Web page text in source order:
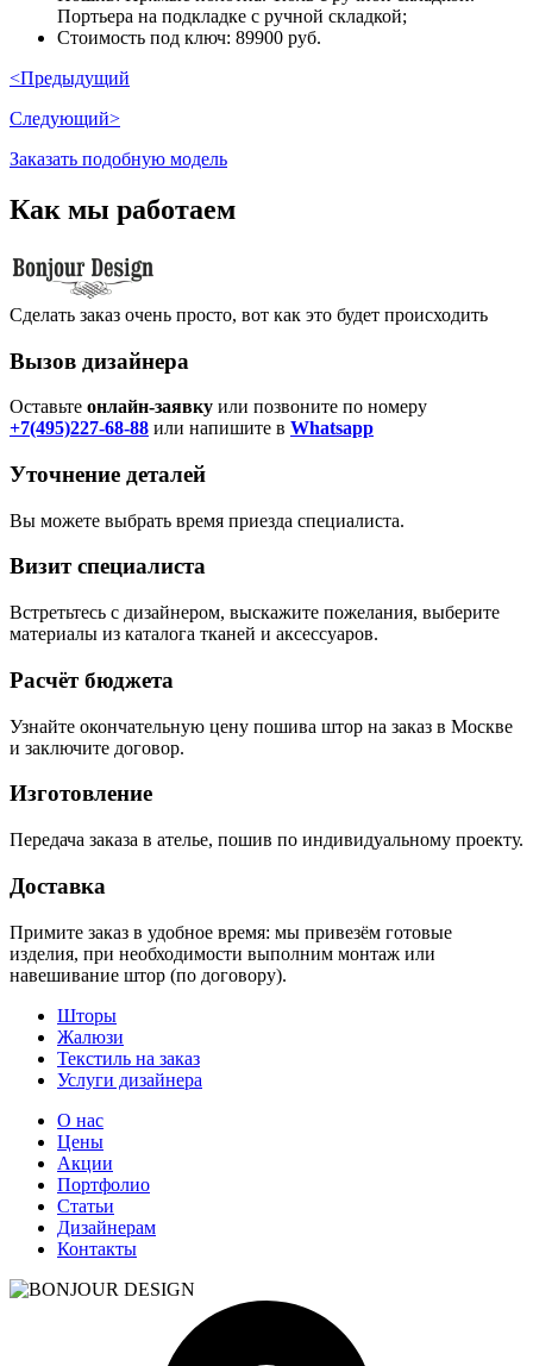
Портьера на подкладке с ручной складкой;
Стоимость под ключ: 89900 руб.
<Предыдущий
Следующий>
Заказать подобную модель
Как мы работаем
Сделать заказ очень просто, вот как это будет происходить
Вызов дизайнера
Оставьте онлайн-заявку или позвоните по номеру
+7(495)227-68-88 или напишите в Whatsapp
Уточнение деталей
Вы можете выбрать время приезда специалиста.
Визит специалиста
Встретьтесь с дизайнером, выскажите пожелания, выберите
материалы из каталога тканей и аксессуаров.
Расчёт бюджета
Узнайте окончательную цену пошива штор на заказ в Москве
и заключите договор.
Изготовление
Передача заказа в ателье, пошив по индивидуальному проекту.
Доставка
Примите заказ в удобное время: мы привезём готовые
изделия, при необходимости выполним монтаж или
навешивание штор (по договору).
Шторы
Жалюзи
Текстиль на заказ
Услуги дизайнера
О нас
Цены
Акции
Портфолио
Статьи
Дизайнерам
Контакты